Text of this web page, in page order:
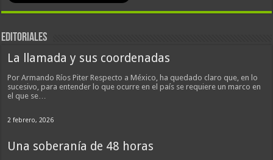
EDITORIALES
La llamada y sus coordenadas
Por Armando Ríos Piter Respecto a México, ha quedado claro que, en lo
sucesivo, para entender lo que ocurre en el país se requiere un marco en
el que se…
2 febrero, 2026
Una soberanía de 48 horas